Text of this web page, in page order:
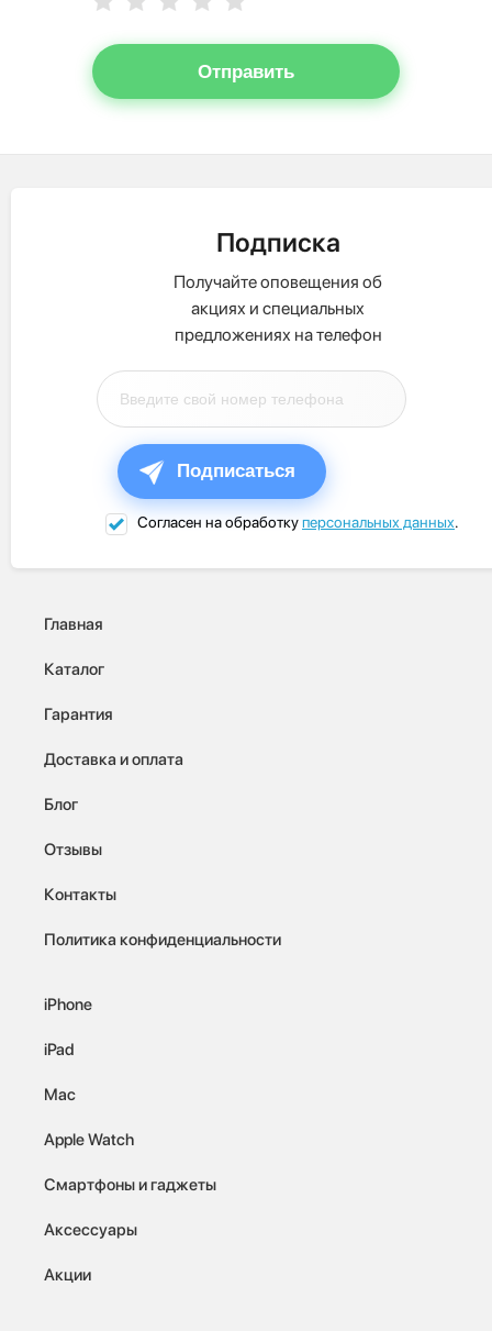
Отправить
Подписка
Получайте оповещения об
акциях и специальных
предложениях на телефон
Подписаться
Согласен на обработкуперсональных данных.
Главная
Каталог
Гарантия
Доставка и оплата
Блог
Отзывы
Контакты
Политика конфиденциальности
iPhone
iPad
Mac
Apple Watch
Смартфоны и гаджеты
Аксессуары
Акции